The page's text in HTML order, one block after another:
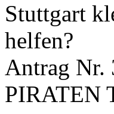
Stuttgart
helfen?
Antrag
PIRATEN